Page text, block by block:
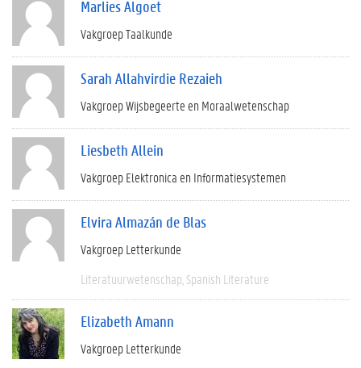
Marlies Algoet
Vakgroep Taalkunde
Sarah Allahvirdie Rezaieh
Vakgroep Wijsbegeerte en Moraalwetenschap
Liesbeth Allein
Vakgroep Elektronica en Informatiesystemen
Elvira Almazán de Blas
Vakgroep Letterkunde
Literatuurwetenschap Spanish Literature
Elizabeth Amann
Vakgroep Letterkunde